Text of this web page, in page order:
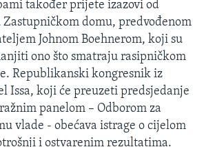
također prijete izazovi od
domu, predvođenom
Johnom Boehnerom, koji su
ono što smatraju rasipničkom
Republikanski kongresnik iz
Issa, koji će preuzeti predsjedanje
panelom – Odborom za
vlade - obećava istrage o cijelom
i ostvarenim rezultatima.